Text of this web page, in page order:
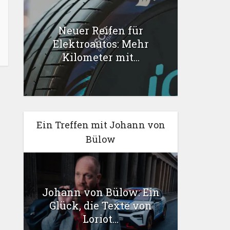
Neuer Reifen für
Elektroautos: Mehr
Kilometer mit...
Ein Treffen mit Johann von
Bülow
Johann von Bülow: Ein
Glück, die Texte von
Loriot...